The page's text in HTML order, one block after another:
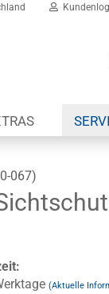
067)
(Aktuelle